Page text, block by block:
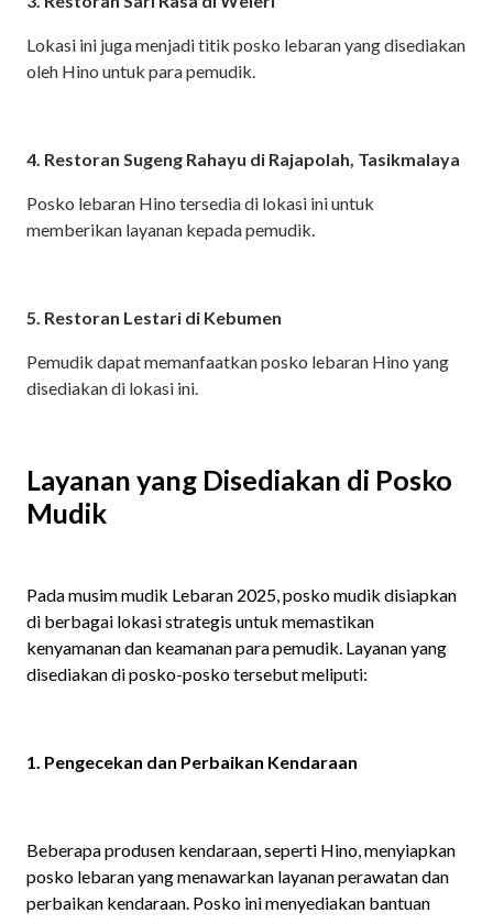
Lokasi ini juga menjadi titik posko lebaran yang disediakan
oleh Hino untuk para pemudik.
4. Restoran Sugeng Rahayu di Rajapolah, Tasikmalaya
Posko lebaran Hino tersedia di lokasi ini untuk
memberikan layanan kepada pemudik.
5. Restoran Lestari di Kebumen
Pemudik dapat memanfaatkan posko lebaran Hino yang
disediakan di lokasi ini.
Layanan yang Disediakan di Posko
Mudik
Pada musim mudik Lebaran 2025, posko mudik disiapkan
di berbagai lokasi strategis untuk memastikan
kenyamanan dan keamanan para pemudik. Layanan yang
disediakan di posko-posko tersebut meliputi:
1. Pengecekan dan Perbaikan Kendaraan
Beberapa produsen kendaraan, seperti Hino, menyiapkan
posko lebaran yang menawarkan layanan perawatan dan
perbaikan kendaraan. Posko ini menyediakan bantuan